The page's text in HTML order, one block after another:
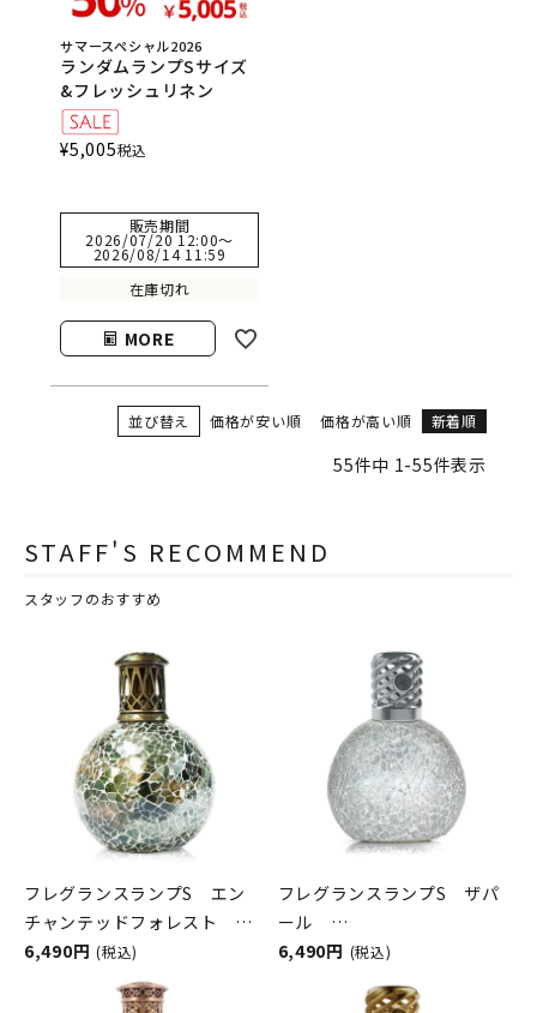
サマースペシャル2026
ランダムランプSサイズ
&フレッシュリネン
¥5,005税込
販売期間
2026/07/20 12:00〜
2026/08/14 11:59
在庫切れ
MORE
並び替え 価格が安い順 価格が高い順 新着順
55件中 1-55件表示
STAFF'S RECOMMEND
スタッフのおすすめ
フレグランスランプS エン
チャンテッドフォレスト
ASHLEIGH&BURWOOD（ア
シュレイアンドバーウッド）
6,490円 (税込)
フレグランスランプS ザパ
ール
ASHLEIGH&BURWOOD（ア
6,490円 (税込)